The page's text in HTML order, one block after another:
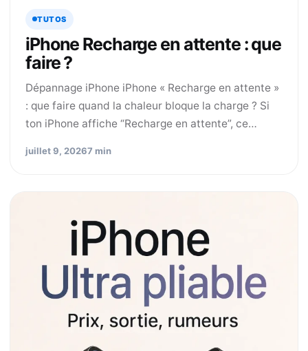
TUTOS
iPhone Recharge en attente : que
faire ?
Dépannage iPhone iPhone « Recharge en attente »
: que faire quand la chaleur bloque la charge ? Si
ton iPhone affiche “Recharge en attente”, ce…
juillet 9, 20267 min